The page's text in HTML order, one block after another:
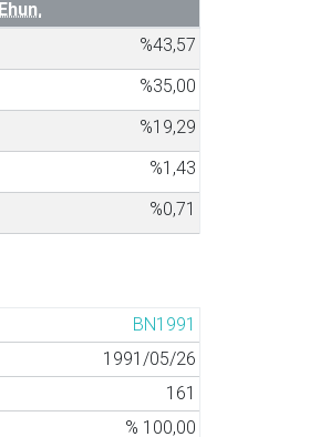
Ehun.
%43,57
%35,00
%19,29
%1,43
%0,71
BN1991
1991/05/26
161
% 100,00